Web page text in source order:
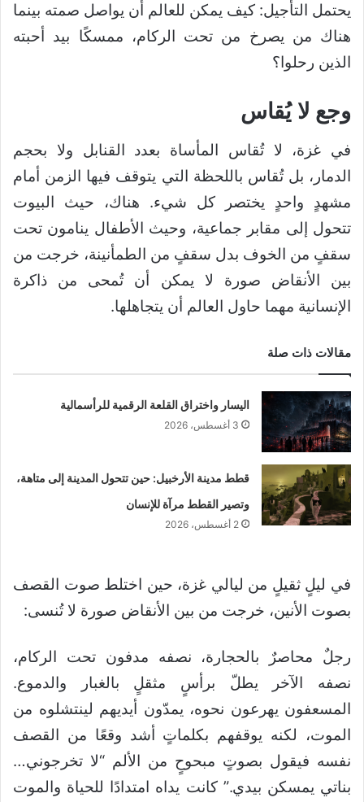
يحتمل التأجيل: كيف يمكن للعالم أن يواصل صمته بينما
هناك من يصرخ من تحت الركام، ممسكًا بيد أحبته
الذين رحلوا؟
وجع لا يُقاس
في غزة، لا تُقاس المأساة بعدد القنابل ولا بحجم
الدمار، بل تُقاس باللحظة التي يتوقف فيها الزمن أمام
مشهدٍ واحدٍ يختصر كل شيء. هناك، حيث البيوت
تتحول إلى مقابر جماعية، وحيث الأطفال ينامون تحت
سقفٍ من الخوف بدل سقفٍ من الطمأنينة، خرجت من
بين الأنقاض صورة لا يمكن أن تُمحى من ذاكرة
الإنسانية مهما حاول العالم أن يتجاهلها.
مقالات ذات صلة
اليسار واختراق القلعة الرقمية للرأسمالية
3 أغسطس، 2026
قطط مدينة الأرخبيل: حين تتحول المدينة إلى متاهة،
وتصير القطط مرآة للإنسان
2 أغسطس، 2026
في ليلٍ ثقيلٍ من ليالي غزة، حين اختلط صوت القصف
بصوت الأنين، خرجت من بين الأنقاض صورة لا تُنسى:
رجلٌ محاصرٌ بالحجارة، نصفه مدفون تحت الركام،
نصفه الآخر يطلّ برأسٍ مثقلٍ بالغبار والدموع.
المسعفون يهرعون نحوه، يمدّون أيديهم لينتشلوه من
الموت، لكنه يوقفهم بكلماتٍ أشد وقعًا من القصف
نفسه فيقول بصوتٍ مبحوحٍ من الألم “لا تخرجوني…
بناتي يمسكن بيدي.” كانت يداه امتدادًا للحياة والموت